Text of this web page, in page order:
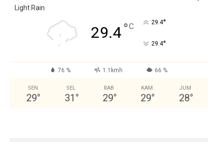
Light Rain
29.4°C 29.4°
29.4°
76 % 1.1kmh 66 %
SEN
29°
SEL
31 °
RAB
29°
KAM
29°
JUM
28°